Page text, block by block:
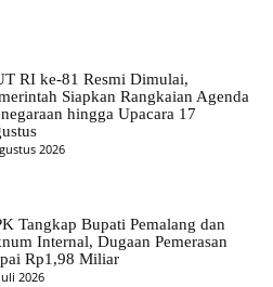
RI ke-81 Resmi Dimulai,
Siapkan Rangkaian Agenda
hingga Upacara 17
2026
Tangkap Bupati Pemalang dan
Internal, Dugaan Pemerasan
Rp1,98 Miliar
2026